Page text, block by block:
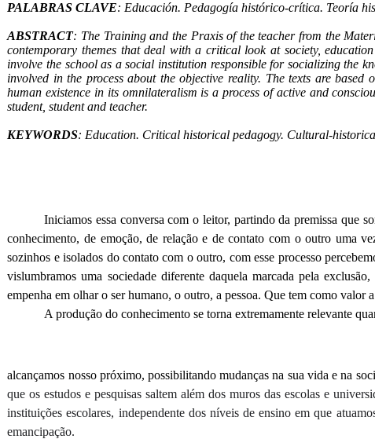
PALABRAS CLAVE: Educación. Pedagogía histórico-crítica. Teoría
ABSTRACT: The Training and the Praxis of the teacher from the
contemporary themes that deal with a critical look at society,
involve the school as a social institution responsible for socializing the
involved in the process about the objective reality. The texts are
human existence in its omnilateralism is a process of active and
student, student and teacher.
KEYWORDS: Education. Critical historical pedagogy. Cultural-
Iniciamos essa conversa com o leitor, partindo da premissa que
conhecimento, de emoção, de relação e de contato com o outro uma
sozinhos e isolados do contato com o outro, com esse processo
vislumbramos uma sociedade diferente daquela marcada pela
empenha em olhar o ser humano, o outro, a pessoa. Que tem como
A produção do conhecimento se torna extremamente relevante
alcançamos nosso próximo, possibilitando mudanças na sua vida e na
que os estudos e pesquisas saltem além dos muros das escolas e
instituições escolares, independente dos níveis de ensino em que
emancipação.